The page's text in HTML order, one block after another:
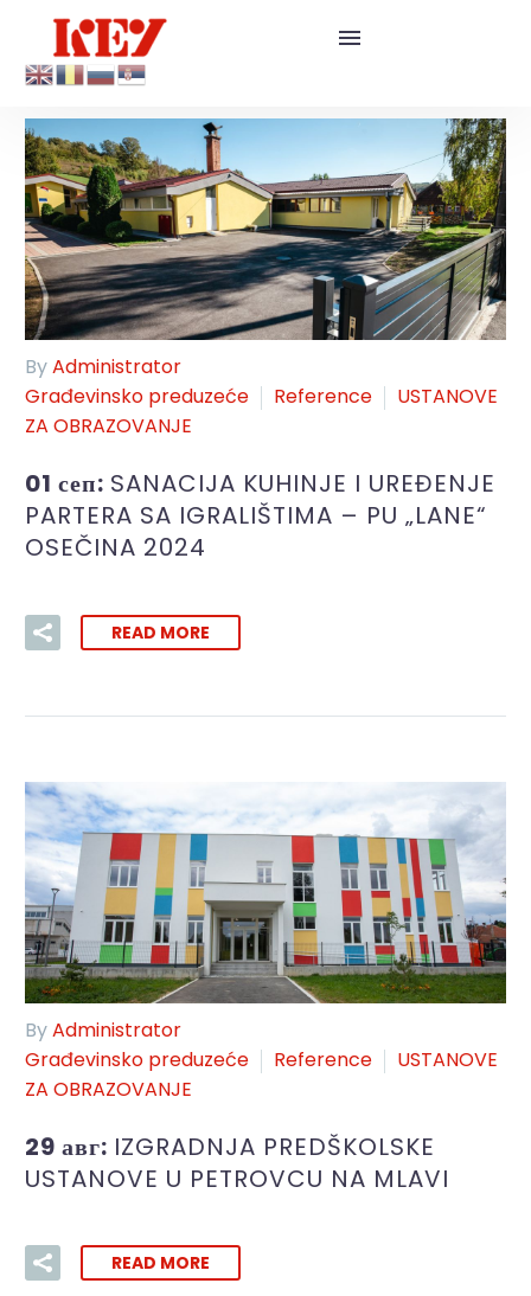
ByAdministrator
Građevinsko preduzeće
Reference
USTANOVE
ZA OBRAZOVANJE
01 сеп: SANACIJA KUHINJE I UREĐENJE
PARTERA SA IGRALIŠTIMA – PU „LANE“
OSEČINA 2024
READ MORE
ByAdministrator
Građevinsko preduzeće
Reference
USTANOVE
ZA OBRAZOVANJE
29 авг: IZGRADNJA PREDŠKOLSKE
USTANOVE U PETROVCU NA MLAVI
READ MORE